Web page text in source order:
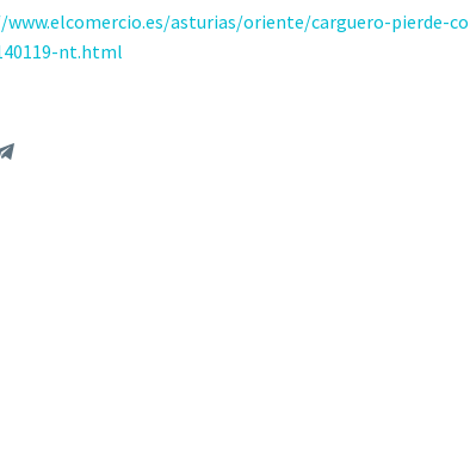
asturias/oriente/carguero-pierde-
nt.html